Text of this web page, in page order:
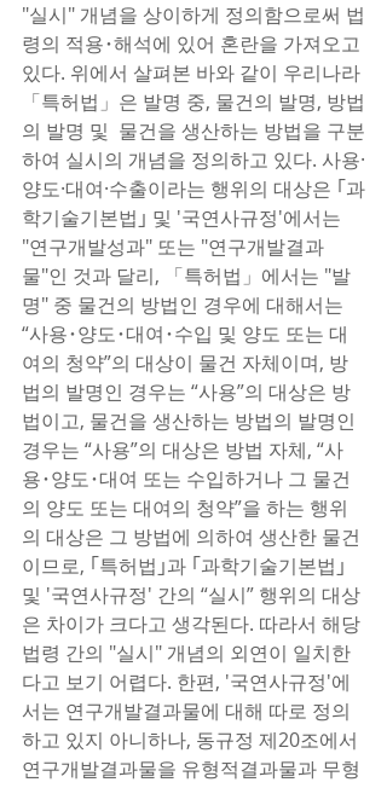
"실시" 개념을 상이하게 정의함으로써 법
령의 적용･해석에 있어 혼란을 가져오고
있다. 위에서 살펴본 바와 같이 우리나라
「특허법」은 발명 중, 물건의 발명, 방법
의 발명 및  물건을 생산하는 방법을 구분
하여 실시의 개념을 정의하고 있다. 사용·
양도·대여·수출이라는 행위의 대상은 ｢과
학기술기본법｣ 및 '국연사규정'에서는
"연구개발성과" 또는 "연구개발결과
물"인 것과 달리, 「특허법」에서는 "발
명" 중 물건의 방법인 경우에 대해서는
“사용･양도･대여･수입 및 양도 또는 대
여의 청약”의 대상이 물건 자체이며, 방
법의 발명인 경우는 “사용”의 대상은 방
법이고, 물건을 생산하는 방법의 발명인
경우는 “사용”의 대상은 방법 자체, “사
용･양도･대여 또는 수입하거나 그 물건
의 양도 또는 대여의 청약”을 하는 행위
의 대상은 그 방법에 의하여 생산한 물건
이므로, ｢특허법｣과 ｢과학기술기본법｣
및 '국연사규정' 간의 “실시” 행위의 대상
은 차이가 크다고 생각된다. 따라서 해당
법령 간의 "실시" 개념의 외연이 일치한
다고 보기 어렵다. 한편, '국연사규정'에
서는 연구개발결과물에 대해 따로 정의
하고 있지 아니하나, 동규정 제20조에서
연구개발결과물을 유형적결과물과 무형